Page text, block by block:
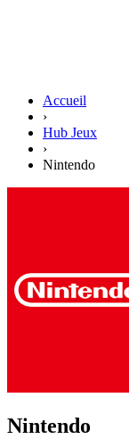
Accueil
›
Hub Jeux
›
Nintendo
Nintendo